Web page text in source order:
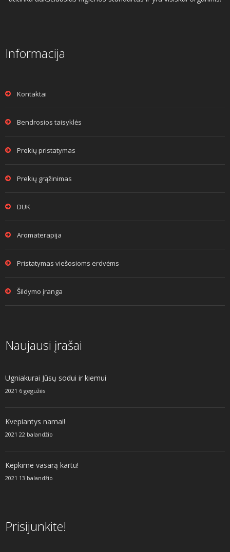
Informacija
Kontaktai
Bendrosios taisyklės
Prekių pristatymas
Prekių grąžinimas
DUK
Aromaterapija
Pristatymas viešosioms erdvėms
Šildymo įranga
Naujausi įrašai
Ugniakurai Jūsų sodui ir kiemui
2021 6 gegužės
Kvepiantys namai!
2021 22 balandžio
Kepkime vasarą kartu!
2021 13 balandžio
Prisijunkite!